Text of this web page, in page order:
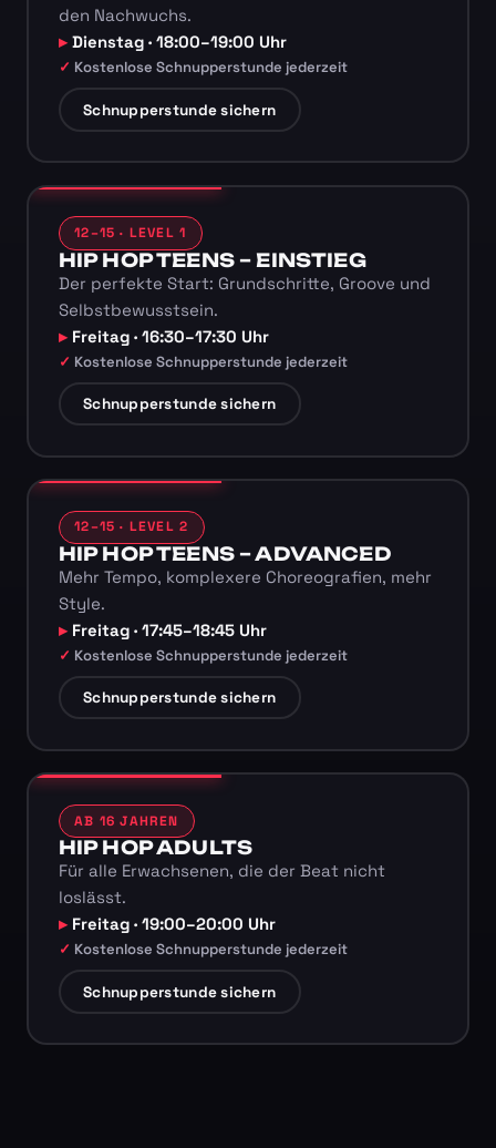
den Nachwuchs.
Dienstag · 18:00–19:00 Uhr
Kostenlose Schnupperstunde jederzeit
Schnupperstunde sichern
12–15 · LEVEL 1
HIP HOP TEENS – EINSTIEG
Der perfekte Start: Grundschritte, Groove und
Selbstbewusstsein.
Freitag · 16:30–17:30 Uhr
Kostenlose Schnupperstunde jederzeit
Schnupperstunde sichern
12–15 · LEVEL 2
HIP HOP TEENS – ADVANCED
Mehr Tempo, komplexere Choreografien, mehr
Style.
Freitag · 17:45–18:45 Uhr
Kostenlose Schnupperstunde jederzeit
Schnupperstunde sichern
AB 16 JAHREN
HIP HOP ADULTS
Für alle Erwachsenen, die der Beat nicht
loslässt.
Freitag · 19:00–20:00 Uhr
Kostenlose Schnupperstunde jederzeit
Schnupperstunde sichern